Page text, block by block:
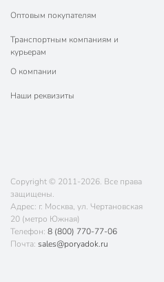
Оптовым покупателям
Транспортным компаниям и
курьерам
О компании
Наши реквизиты
Copyright © 2011-2026. Все права
защищены.
Адрес: г. Москва, ул. Чертановская
20 (метро Южная)
Телефон: 8 (800) 770-77-06
Почта: sales@poryadok.ru